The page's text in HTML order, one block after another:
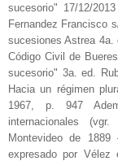
sucesorio" 17/12/
Fernandez Francisco
sucesiones Astrea
Código Civil de
sucesorio" 3a. ed.
Hacia un régimen
1967, p. 947
internacionales
Montevideo de
expresado por